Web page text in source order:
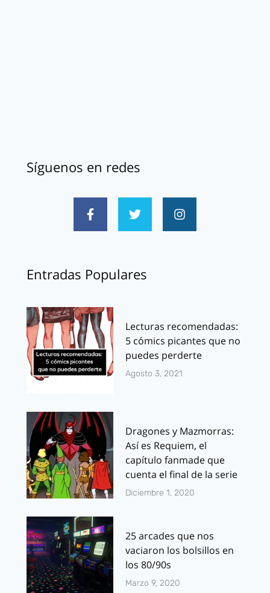
Síguenos en redes
Entradas Populares
Lecturas recomendadas:
5 cómics picantes que no
puedes perderte
Agosto 3, 2021
Dragones y Mazmorras:
Así es Requiem, el
capítulo fanmade que
cuenta el final de la serie
Diciembre 1, 2020
25 arcades que nos
vaciaron los bolsillos en
los 80/90s
Marzo 9, 2020